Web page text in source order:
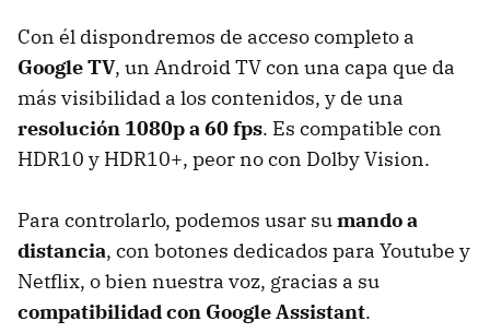
Con él dispondremos de acceso completo a
Google TV, un Android TV con una capa que da
más visibilidad a los contenidos, y de una
resolución 1080p a 60 fps. Es compatible con
HDR10 y HDR10+, peor no con Dolby Vision.
Para controlarlo, podemos usar sumando a
distancia, con botones dedicados para Youtube y
Netflix, o bien nuestra voz, gracias a su
compatibilidad con Google Assistant.